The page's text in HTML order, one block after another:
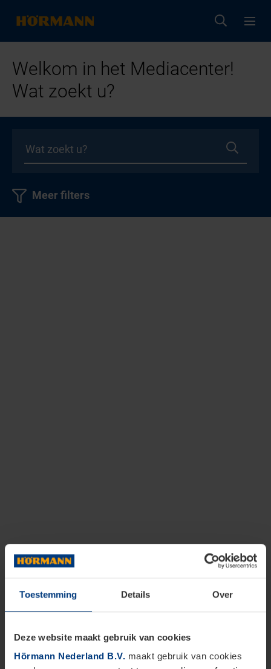
Toestemming Details Over
Deze website maakt gebruik van cookies
Hörmann Nederland B.V. maakt gebruik van cookies
Welkom in het Mediacenter!
Wat zoekt u?
Meer filters